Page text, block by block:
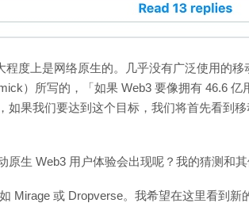
程度上是网络原生的。几乎没有广泛使用的
）所写的，「如果 Web3 要像拥有 46.6
如果我们要达到这个目标，我们将首先看到
原生 Web3 用户体验会出现呢？我的猜测和
Mirage 或 Dropverse。我希望在这里看到